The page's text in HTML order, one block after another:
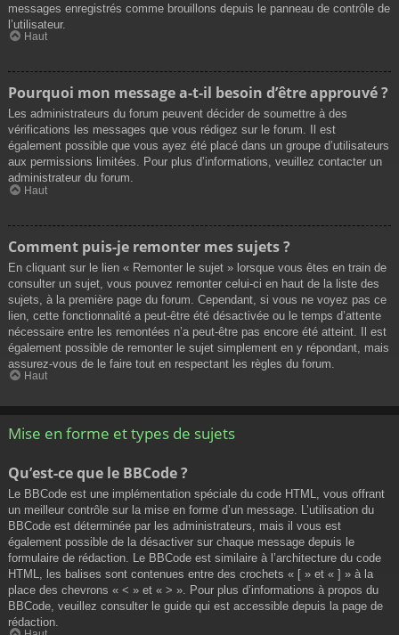
messages enregistrés comme brouillons depuis le panneau de contrôle de
l’utilisateur.
Haut
Pourquoi mon message a-t-il besoin d’être approuvé ?
Les administrateurs du forum peuvent décider de soumettre à des
vérifications les messages que vous rédigez sur le forum. Il est
également possible que vous ayez été placé dans un groupe d’utilisateurs
aux permissions limitées. Pour plus d’informations, veuillez contacter un
administrateur du forum.
Haut
Comment puis-je remonter mes sujets ?
En cliquant sur le lien « Remonter le sujet » lorsque vous êtes en train de
consulter un sujet, vous pouvez remonter celui-ci en haut de la liste des
sujets, à la première page du forum. Cependant, si vous ne voyez pas ce
lien, cette fonctionnalité a peut-être été désactivée ou le temps d’attente
nécessaire entre les remontées n’a peut-être pas encore été atteint. Il est
également possible de remonter le sujet simplement en y répondant, mais
assurez-vous de le faire tout en respectant les règles du forum.
Haut
Mise en forme et types de sujets
Qu’est-ce que le BBCode ?
Le BBCode est une implémentation spéciale du code HTML, vous offrant
un meilleur contrôle sur la mise en forme d’un message. L’utilisation du
BBCode est déterminée par les administrateurs, mais il vous est
également possible de la désactiver sur chaque message depuis le
formulaire de rédaction. Le BBCode est similaire à l’architecture du code
HTML, les balises sont contenues entre des crochets « [ » et « ] » à la
place des chevrons « < » et « > ». Pour plus d’informations à propos du
BBCode, veuillez consulter le guide qui est accessible depuis la page de
rédaction.